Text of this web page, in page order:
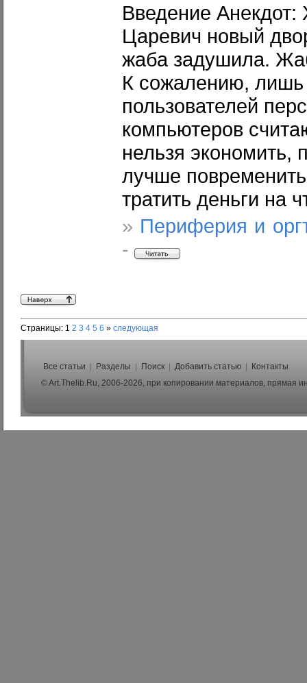
Введение Анекдот:
Царевич новый
жаба задушила.
К сожалению, лишь
пользователей
компьютеров
нельзя экономить,
лучше
тратить деньги на
» Периферия и
-
Страницы: 1 2 3 4 5 6 » следующая
Все статьи Разделы Поиск Добавить статью
Контакты
© Art.Thelib.Ru, 2006-2026, при копировании материалов, прямая